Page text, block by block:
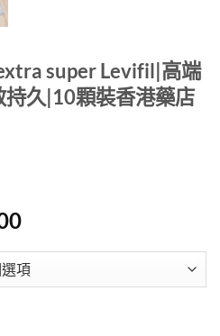
super Levifil|高端
久|10顆裝香港藥店
Price
$549.00
through